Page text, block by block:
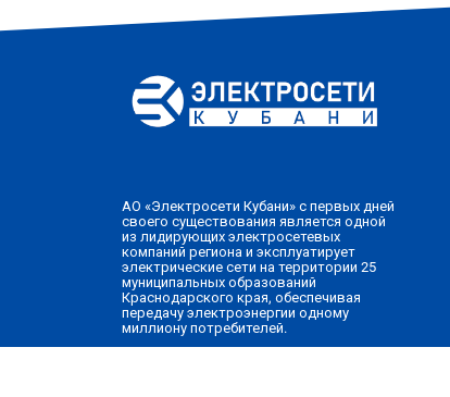
АО «Электросети Кубани» с первых дней
своего существования является одной
из лидирующих электросетевых
компаний региона и эксплуатирует
электрические сети на территории 25
муниципальных образований
Краснодарского края, обеспечивая
передачу электроэнергии одному
миллиону потребителей.